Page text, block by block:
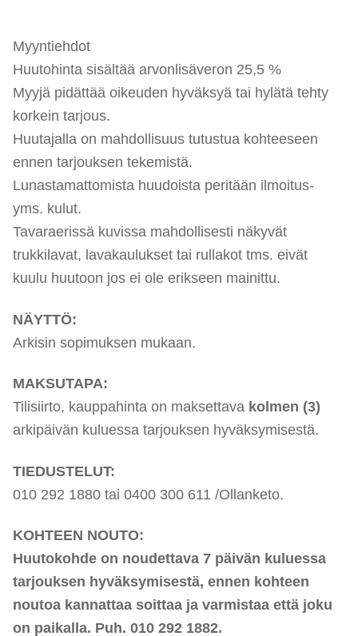
Myyntiehdot
Huutohinta sisältää arvonlisäveron 25,5 %
Myyjä pidättää oikeuden hyväksyä tai hylätä tehty
korkein tarjous.
Huutajalla on mahdollisuus tutustua kohteeseen
ennen tarjouksen tekemistä.
Lunastamattomista huudoista peritään ilmoitus-
yms. kulut.
Tavaraerissä kuvissa mahdollisesti näkyvät
trukkilavat, lavakaulukset tai rullakot tms. eivät
kuulu huutoon jos ei ole erikseen mainittu.
NÄYTTÖ:
Arkisin sopimuksen mukaan.
MAKSUTAPA:
Tilisiirto, kauppahinta on maksettava kolmen (3)
arkipäivän kuluessa tarjouksen hyväksymisestä.
TIEDUSTELUT:
010 292 1880 tai 0400 300 611 /Ollanketo.
KOHTEEN NOUTO:
Huutokohde on noudettava 7 päivän kuluessa
tarjouksen hyväksymisestä, ennen kohteen
noutoa kannattaa soittaa ja varmistaa että joku
on paikalla. Puh. 010 292 1882.